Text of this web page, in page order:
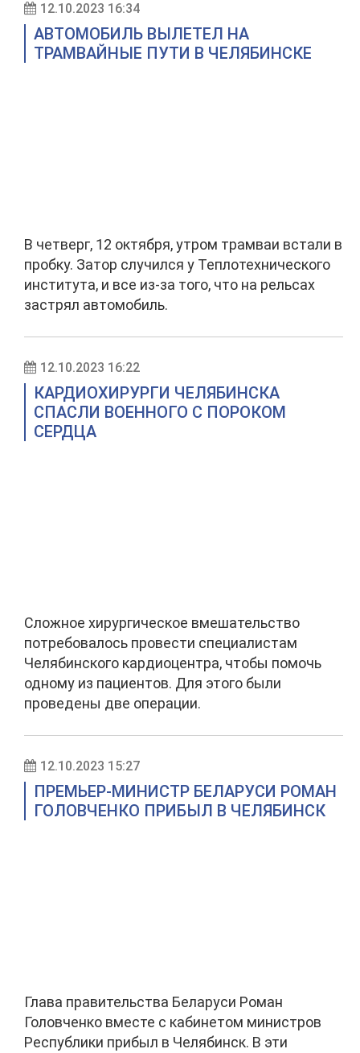
12.10.2023 16:34
АВТОМОБИЛЬ ВЫЛЕТЕЛ НА
ТРАМВАЙНЫЕ ПУТИ В ЧЕЛЯБИНСКЕ
В четверг, 12 октября, утром трамваи встали в
пробку. Затор случился у Теплотехнического
института, и все из-за того, что на рельсах
застрял автомобиль.
12.10.2023 16:22
КАРДИОХИРУРГИ ЧЕЛЯБИНСКА
СПАСЛИ ВОЕННОГО С ПОРОКОМ
СЕРДЦА
Сложное хирургическое вмешательство
потребовалось провести специалистам
Челябинского кардиоцентра, чтобы помочь
одному из пациентов. Для этого были
проведены две операции.
12.10.2023 15:27
ПРЕМЬЕР-МИНИСТР БЕЛАРУСИ РОМАН
ГОЛОВЧЕНКО ПРИБЫЛ В ЧЕЛЯБИНСК
Глава правительства Беларуси Роман
Головченко вместе с кабинетом министров
Республики прибыл в Челябинск. В эти